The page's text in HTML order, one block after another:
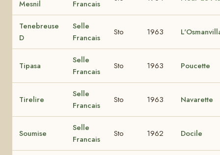
Mesnil Francais
Tenebreuse
D
Selle
Francais
Sto 1963
Tipasa
Selle
Francais
Sto 1963 Poucette
Tirelire
Selle
Francais
Sto 1963 Navarette
Soumise
Selle
Francais
Sto 1962 Docile